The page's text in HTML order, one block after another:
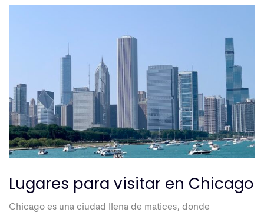
Lugares para visitar en Chicago
Chicago es una ciudad llena de matices, donde